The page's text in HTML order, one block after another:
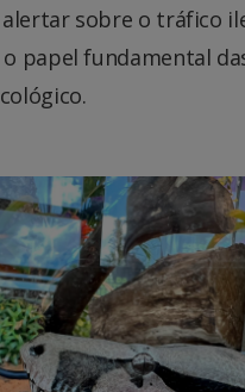
sobre o tráfico
papel fundamental